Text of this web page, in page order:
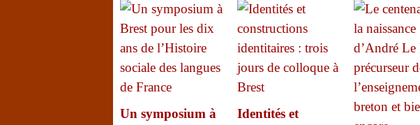
Un symposium à
Identités et